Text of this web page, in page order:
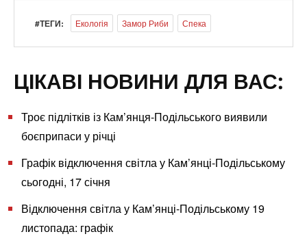
#ТЕГИ: Екологія Замор Риби Спека
ЦІКАВІ НОВИНИ ДЛЯ ВАС:
Троє підлітків із Кам’янця-Подільського виявили
боєприпаси у річці
Графік відключення світла у Кам’янці-Подільському
сьогодні, 17 січня
Відключення світла у Кам’янці-Подільському 19
листопада: графік